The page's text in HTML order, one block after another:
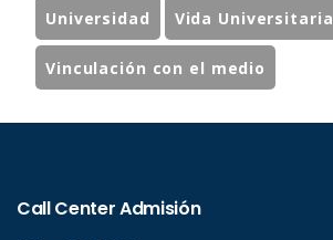
Universidad Vida Universitaria
Vinculación con el medio